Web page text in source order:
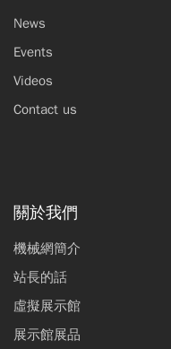
News
Events
Videos
Contact us
關於我們
機械網簡介
站長的話
虛擬展示館
展示館展品